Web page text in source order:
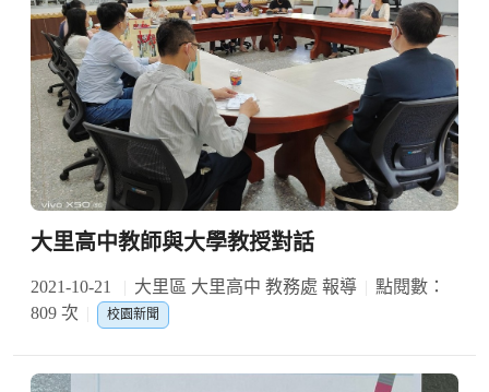
大里高中教師與大學教授對話
2021-10-21 大里區 大里高中 教務處 報導
點閱數：
809 次
校園新聞